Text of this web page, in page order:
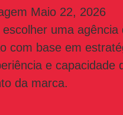
Maio 22, 2026
uma agência
com base em
e capacidade
da marca.